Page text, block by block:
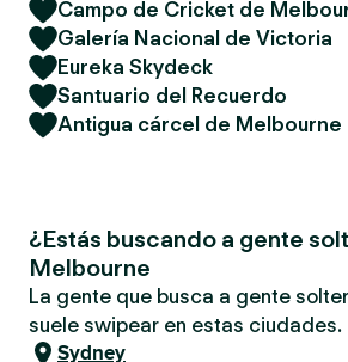
Campo de Cricket de
Galería Nacional de Victoria
Eureka Skydeck
Santuario del Recuerdo
Antigua cárcel de Melbourne
¿Estás buscando a gente
Melbourne
La gente que busca a gente
suele swipear en estas ciudades.
Sydney